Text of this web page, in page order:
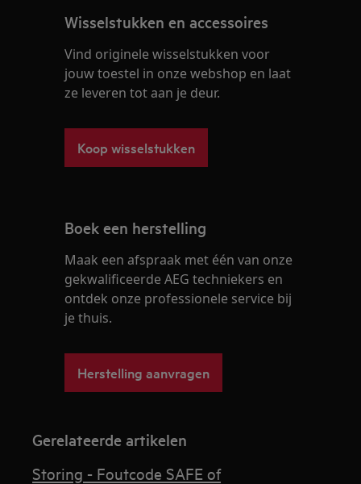
Wisselstukken en accessoires
Vind originele wisselstukken voor
jouw toestel in onze webshop en laat
ze leveren tot aan je deur.
Koop wisselstukken
Boek een herstelling
Maak een afspraak met één van onze
gekwalificeerde AEG techniekers en
ontdek onze professionele service bij
je thuis.
Herstelling aanvragen
Gerelateerde artikelen
Storing - Foutcode SAFE of